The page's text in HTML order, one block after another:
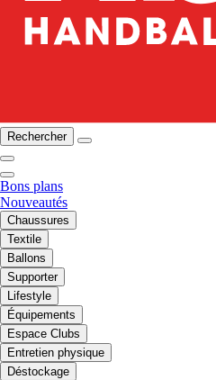
Rechercher
Bons plans
Nouveautés
Chaussures
Textile
Ballons
Supporter
Lifestyle
Équipements
Espace Clubs
Entretien physique
Déstockage